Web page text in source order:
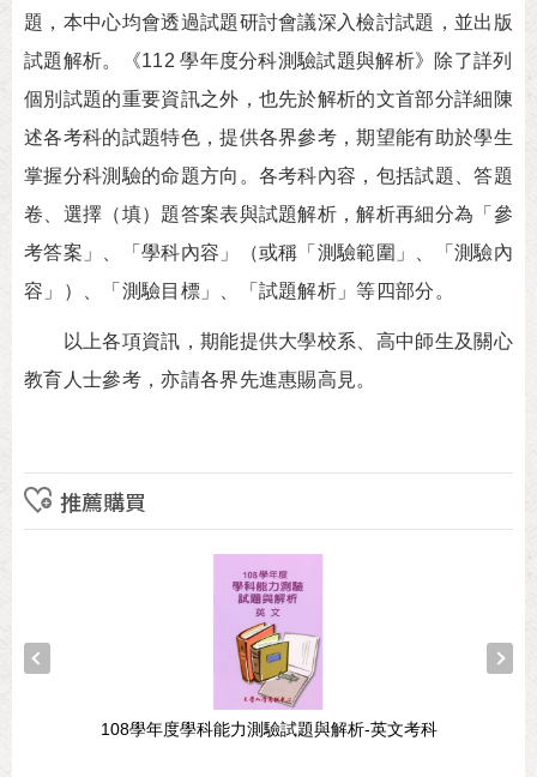
題，本中心均會透過試題研討會議深入檢討試題，並出版
試題解析。《112 學年度分科測驗試題與解析》除了詳列
個別試題的重要資訊之外，也先於解析的文首部分詳細陳
述各考科的試題特色，提供各界參考，期望能有助於學生
掌握分科測驗的命題方向。各考科內容，包括試題、答題
卷、選擇（填）題答案表與試題解析，解析再細分為「參
考答案」、「學科內容」（或稱「測驗範圍」、「測驗內
容」）、「測驗目標」、「試題解析」等四部分。
以上各項資訊，期能提供大學校系、高中師生及關心
教育人士參考，亦請各界先進惠賜高見。
推薦購買
108學年度學科能力測驗試題與解析-英文考科